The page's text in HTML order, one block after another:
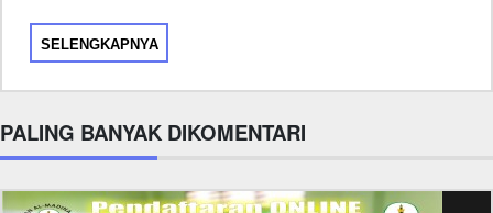
SELENGKAPNYA
PALING BANYAK DIKOMENTARI